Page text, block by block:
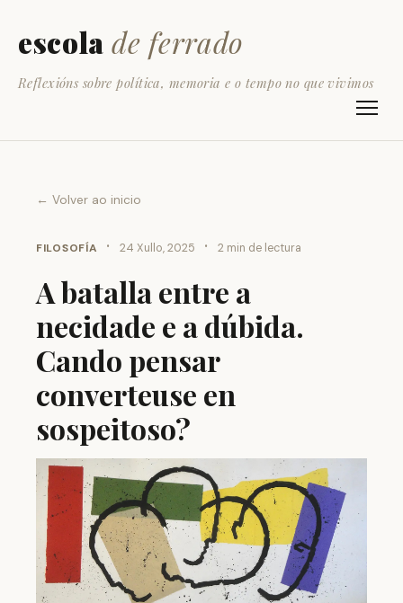
escola de ferrado
Reflexións sobre política, memoria e o tempo no que vivimos
← Volver ao inicio
FILOSOFÍA · 24 Xullo, 2025 · 2 min de lectura
A batalla entre a
necidade e a dúbida.
Cando pensar
converteuse en
sospeitoso?